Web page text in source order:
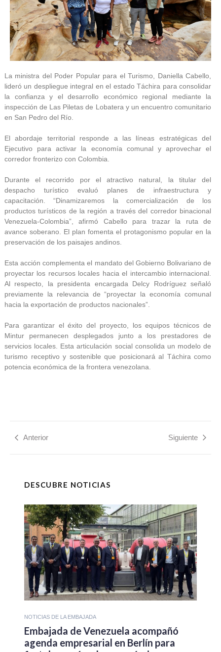
La ministra del Poder Popular para el Turismo, Daniella Cabello,
lideró un despliegue integral en el estado Táchira para consolidar
la confianza y el desarrollo económico regional mediante la
inspección de Las Piletas de Lobatera y un encuentro comunitario
en San Pedro del Río.
El abordaje territorial responde a las líneas estratégicas del
Ejecutivo para activar la economía comunal y aprovechar el
corredor fronterizo con Colombia.
Durante el recorrido por el atractivo natural, la titular del
despacho turístico evaluó planes de infraestructura y
capacitación. “Dinamizaremos la comercialización de los
productos turísticos de la región a través del corredor binacional
Venezuela-Colombia”, afirmó Cabello para trazar la ruta de
avance soberano. El plan fomenta el protagonismo popular en la
preservación de los paisajes andinos.
Esta acción complementa el mandato del Gobierno Bolivariano de
proyectar los recursos locales hacia el intercambio internacional.
Al respecto, la presidenta encargada Delcy Rodríguez señaló
previamente la relevancia de “proyectar la economía comunal
hacia la exportación de productos nacionales”.
Para garantizar el éxito del proyecto, los equipos técnicos de
Mintur permanecen desplegados junto a los prestadores de
servicios locales. Esta articulación social consolida un modelo de
turismo receptivo y sostenible que posicionará al Táchira como
potencia económica de la frontera venezolana.
Anterior Siguiente
DESCUBRE NOTICIAS
NOTICIAS DE LA EMBAJADA
Embajada de Venezuela acompañó
agenda empresarial en Berlín para